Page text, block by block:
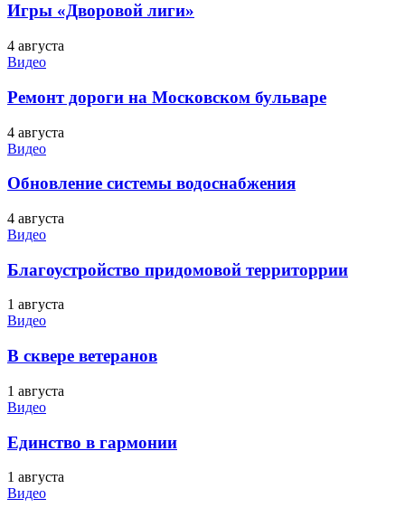
Игры «Дворовой лиги»
4 августа
Видео
Ремонт дороги на Московском бульваре
4 августа
Видео
Обновление системы водоснабжения
4 августа
Видео
Благоустройство придомовой территоррии
1 августа
Видео
В сквере ветеранов
1 августа
Видео
Единство в гармонии
1 августа
Видео